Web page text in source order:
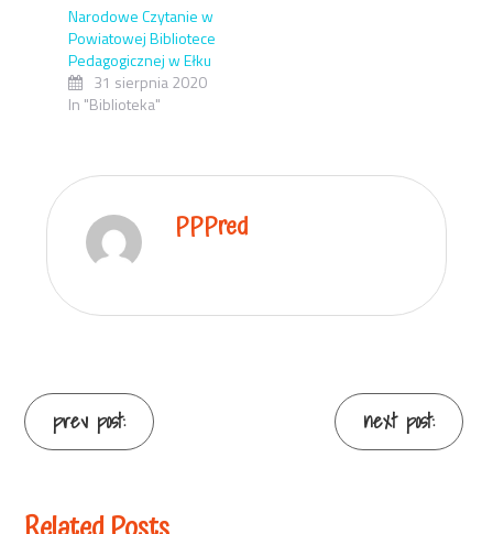
Narodowe Czytanie w
Powiatowej Bibliotece
Pedagogicznej w Ełku
31 sierpnia 2020
In "Biblioteka"
PPPred
prev post: next post: